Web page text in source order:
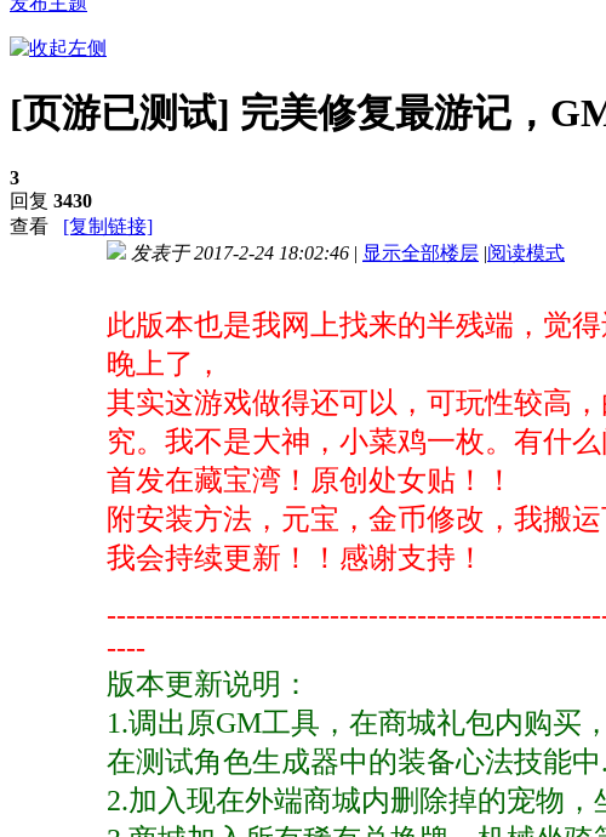
[页游已测试] 完美修复最游记，
3
回复 3430
查看
[复制链接]
发表于 2017-2-24 18:02:46 | 显示全部楼层 |阅读模式
此版本也是我网上找来的半残端，觉
晚上了，
其实这游戏做得还可以，可玩性较高
究。 我不是大神，小菜鸡一枚。 有什
首发在藏宝湾！原创处女贴！！
附安装方法，元宝，金币修改，我搬运
我会持续更新！！感谢支持！
----
版本更新说明：
1.调出原GM工具，在商城礼包内购买
在测试角色生成器中的装备心法技能中.
2.加入现在外端商城内删除掉的宠物，